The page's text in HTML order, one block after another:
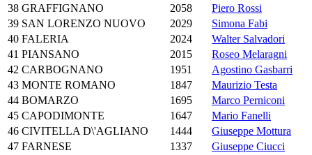
38 GRAFFIGNANO 2058
Piero Rossi
39 SAN LORENZO NUOVO 2029
Simona Fabi
40 FALERIA 2024
Walter Salvadori
41 PIANSANO 2015
Roseo Melaragni
42 CARBOGNANO 1951
Agostino Gasbarri
43 MONTE ROMANO 1847
Maurizio Testa
44 BOMARZO 1695
Marco Perniconi
45 CAPODIMONTE 1647
Mario Fanelli
46 CIVITELLA D\'AGLIANO 1444
Giuseppe Mottura
47 FARNESE 1337
Giuseppe Ciucci